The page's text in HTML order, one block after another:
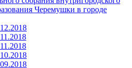
Черемушки в городе